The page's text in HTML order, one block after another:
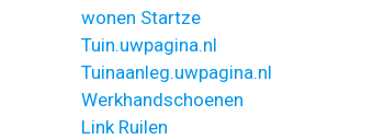
wonen Startze
Tuin.uwpagina.nl
Tuinaanleg.uwpagina.nl
Werkhandschoenen
Link Ruilen